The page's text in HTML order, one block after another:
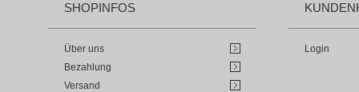
SHOPINFOS
Über uns
Bezahlung
Versand
Login